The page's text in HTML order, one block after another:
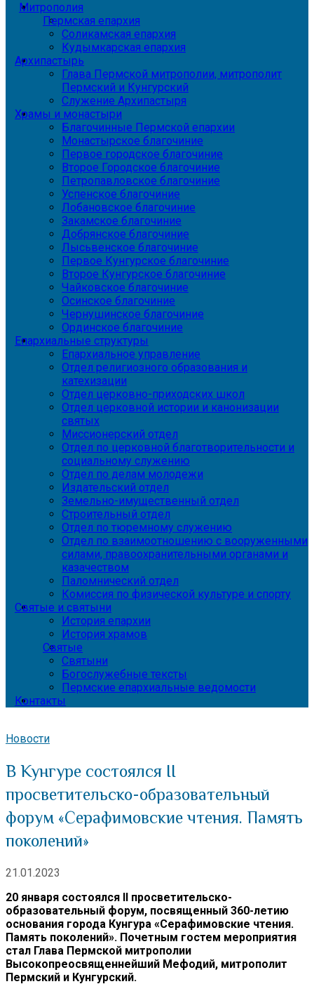
Митрополия
Пермская епархия
Соликамская епархия
Кудымкарская епархия
Архипастырь
Глава Пермской митрополии, митрополит
Пермский и Кунгурский
Служение Архипастыря
Храмы и монастыри
Благочинные Пермской епархии
Монастырское благочиние
Первое городское благочиние
Второе Городское благочиние
Петропавловское благочиние
Успенское благочиние
Лобановское благочиние
Закамское благочиние
Добрянское благочиние
Лысьвенское благочиние
Первое Кунгурское благочиние
Второе Кунгурское благочиние
Чайковское благочиние
Осинское благочиние
Чернушинское благочиние
Ординское благочиние
Епархиальные структуры
Епархиальное управление
Отдел религиозного образования и
катехизации
Отдел церковно-приходских школ
Отдел церковной истории и канонизации
святых
Миссионерский отдел
Отдел по церковной благотворительности и
социальному служению
Отдел по делам молодежи
Издательский отдел
Земельно-имущественный отдел
Строительный отдел
Отдел по тюремному служению
Отдел по взаимоотношению с вооруженными
силами, правоохранительными органами и
казачеством
Паломнический отдел
Комиссия по физической культуре и спорту
Святые и святыни
История епархии
История храмов
Святые
Святыни
Богослужебные тексты
Пермские епархиальные ведомости
Контакты
Новости
В Кунгуре состоялся II
просветительско-образовательный
форум «Серафимовские чтения. Память
поколений»
21.01.2023
20 января состоялся II просветительско-
образовательный форум, посвященный 360-летию
основания города Кунгура «Серафимовские чтения.
Память поколений». Почетным гостем мероприятия
стал Глава Пермской митрополии
Высокопреосвященнейший Мефодий, митрополит
Пермский и Кунгурский.